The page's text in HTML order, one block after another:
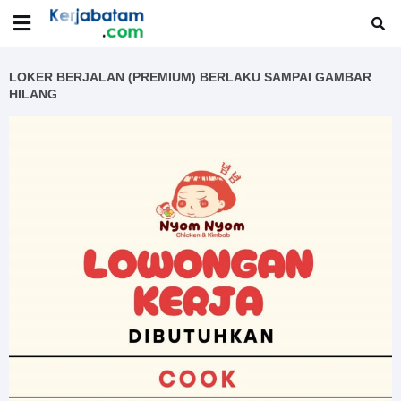
LOKER BERJALAN (PREMIUM) BERLAKU SAMPAI GAMBAR
HILANG